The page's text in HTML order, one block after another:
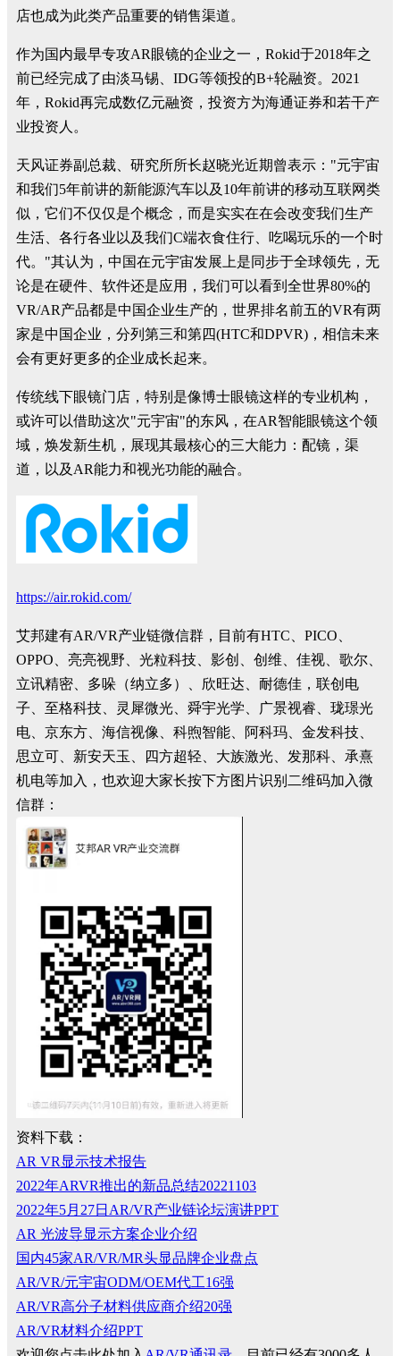
店也成为此类产品重要的销售渠道。
作为国内最早专攻AR眼镜的企业之一，Rokid于2018年之
前已经完成了由淡马锡、IDG等领投的B+轮融资。2021
年，Rokid再完成数亿元融资，投资方为海通证券和若干产
业投资人。
天风证券副总裁、研究所所长赵晓光近期曾表示："元宇宙
和我们5年前讲的新能源汽车以及10年前讲的移动互联网类
似，它们不仅仅是个概念，而是实实在在会改变我们生产
生活、各行各业以及我们C端衣食住行、吃喝玩乐的一个时
代。"其认为，中国在元宇宙发展上是同步于全球领先，无
论是在硬件、软件还是应用，我们可以看到全世界80%的
VR/AR产品都是中国企业生产的，世界排名前五的VR有两
家是中国企业，分列第三和第四(HTC和DPVR)，相信未来
会有更好更多的企业成长起来。
传统线下眼镜门店，特别是像博士眼镜这样的专业机构，
或许可以借助这次"元宇宙"的东风，在AR智能眼镜这个领
域，焕发新生机，展现其最核心的三大能力：配镜，渠
道，以及AR能力和视光功能的融合。
https://air.rokid.com/
艾邦建有AR/VR产业链微信群，目前有HTC、PICO、
OPPO、亮亮视野、光粒科技、影创、创维、佳视、歌尔、
立讯精密、多哚（纳立多）、欣旺达、耐德佳，联创电
子、至格科技、灵犀微光、舜宇光学、广景视睿、珑璟光
电、京东方、海信视像、科煦智能、阿科玛、金发科技、
思立可、新安天玉、四方超轻、大族激光、发那科、承熹
机电等加入，也欢迎大家长按下方图片识别二维码加入微
信群：
资料下载：
AR VR显示技术报告
2022年ARVR推出的新品总结20221103
2022年5月27日AR/VR产业链论坛演讲PPT
AR 光波导显示方案企业介绍
国内45家AR/VR/MR头显品牌企业盘点
AR/VR/元宇宙ODM/OEM代工16强
AR/VR高分子材料供应商介绍20强
AR/VR材料介绍PPT